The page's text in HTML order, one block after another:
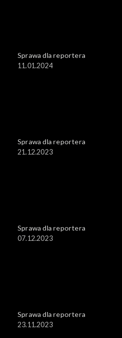
Sprawa dla reportera
11.01.2024
Sprawa dla reportera
21.12.2023
Sprawa dla reportera
07.12.2023
Sprawa dla reportera
23.11.2023